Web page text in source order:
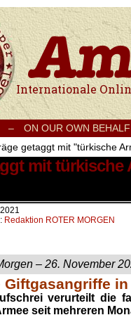
Internationale
– ON OUR OWN
getaggt mit "türkische
mit türkische
Redaktion ROTER MORGEN
– 26. November
Giftgasangriffe
verurteilt die
seit mehreren